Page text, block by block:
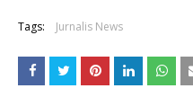
Tags: Jurnalis News